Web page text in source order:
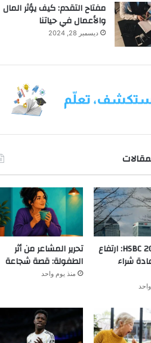
مفتاح التقدم: كيف يؤثر المال
والأعمال في حياتنا
ديسمبر 28, 2024
أرباح HSBC 2026: ارتفاع
شراء
تحرير المشاعر من أثر
الطفولة: قصة شجاعة
منذ يوم واحد